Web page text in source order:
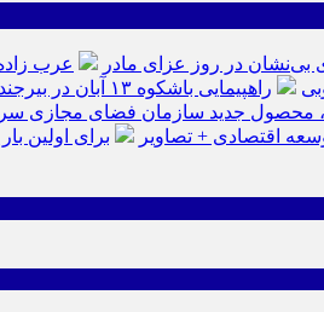
بی‌نشان در روز عزای مادر
عرب
راهپیمایی باشکوه ۱۳ آبان در بیرجند؛ «متحد و استوار مقابل استکبار» + تصاویر
محصول جدید سازمان فضای مجازی
اقتصادی + تصاویر برای اولین